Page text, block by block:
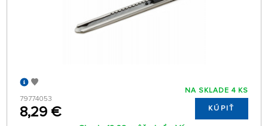
79774053
8,29 €
NA SKLADE 4 KS
KÚPIŤ